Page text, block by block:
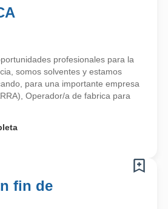
profesionales para la
somos solventes y estamos
para una importante empresa
Operador/a de fabrica para
fin de